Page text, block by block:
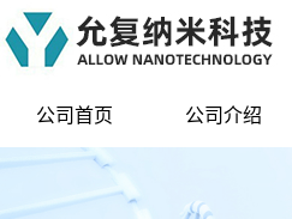
公司首页 公司介绍